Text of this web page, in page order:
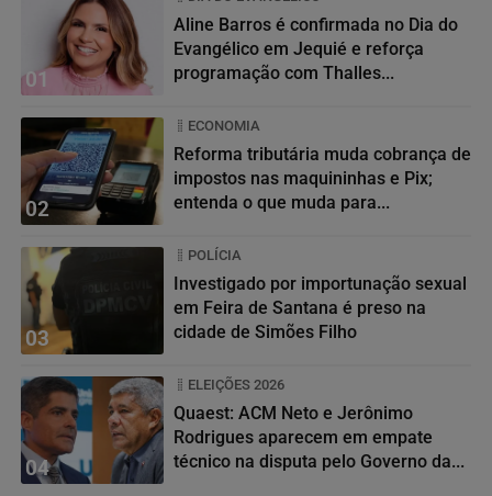
01
Aline Barros é confirmada no Dia do
Evangélico em Jequié e reforça
programação com Thalles...
02
ECONOMIA
Reforma tributária muda cobrança de
impostos nas maquininhas e Pix;
entenda o que muda para...
03
POLÍCIA
Investigado por importunação sexual
em Feira de Santana é preso na
cidade de Simões Filho
04
ELEIÇÕES 2026
Quaest: ACM Neto e Jerônimo
Rodrigues aparecem em empate
técnico na disputa pelo Governo da...